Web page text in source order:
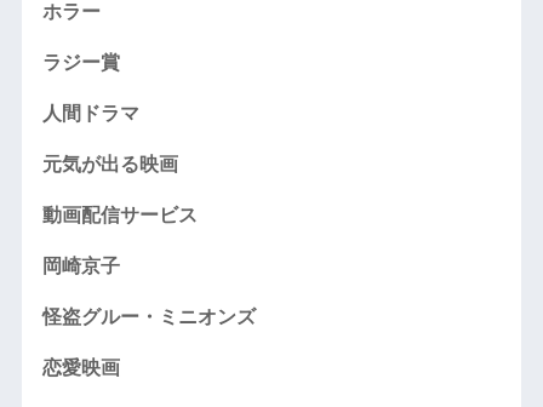
ホラー
ラジー賞
人間ドラマ
元気が出る映画
動画配信サービス
岡崎京子
怪盗グルー・ミニオンズ
恋愛映画